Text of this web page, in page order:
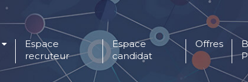
Espace
recruteur
Espace
candidat
Offres